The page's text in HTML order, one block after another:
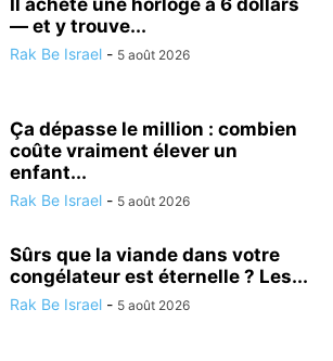
Il achète une horloge à 6 dollars
— et y trouve...
Rak Be Israel - 5 août 2026
Ça dépasse le million : combien
coûte vraiment élever un
enfant...
Rak Be Israel - 5 août 2026
Sûrs que la viande dans votre
congélateur est éternelle ? Les...
Rak Be Israel - 5 août 2026